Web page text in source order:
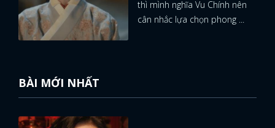
thì mình nghĩa Vu Chính nên
cân nhắc lựa chọn phong ...
BÀI MỚI NHẤT